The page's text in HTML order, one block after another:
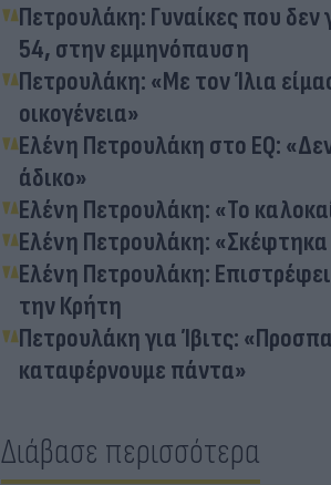
Πετρουλάκη: Γυναίκες που δεν
54, στην εμμηνόπαυση
Πετρουλάκη: «Με τον Ίλια
οικογένεια»
Ελένη Πετρουλάκη στο EQ:
άδικο»
Ελένη Πετρουλάκη: «Το
Ελένη Πετρουλάκη:
Ελένη Πετρουλάκη:
την Κρήτη
Πετρουλάκη για Ίβιτς:
καταφέρνουμε πάντα»
Διάβασε περισσότερα